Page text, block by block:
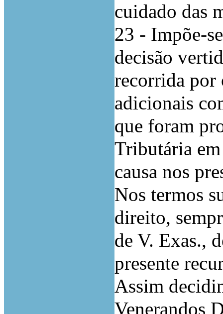
cuidado das
23 - Impõe-
decisão
recorrida por
adicionais
que foram
Tributária
causa nos
Nos termos
direito,
de V. Exas.,
presente
Assim
Venerandos